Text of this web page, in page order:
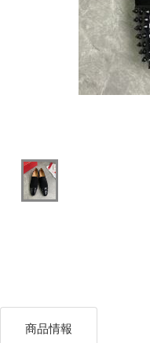
商品情報